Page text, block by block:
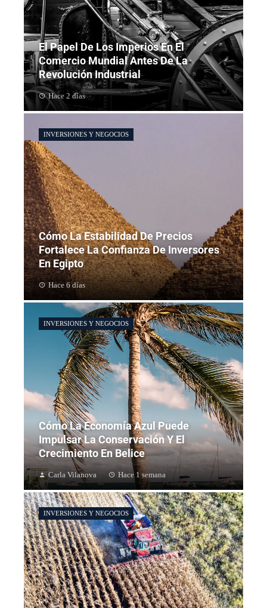
El Papel De Los Imperios En El
Comercio Mundial Antes De La
Revolución Industrial
Hace 2 días
INVERSIONES Y NEGOCIOS
Cómo La Estabilidad De Precios
Fortalece La Confianza De Inversores
En Egipto
Hace 6 días
INVERSIONES Y NEGOCIOS
Cómo La Economía Azul Puede
Impulsar La Conservación Y El
Crecimiento En Belice
Carla Vilanova Hace 1 semana
INVERSIONES Y NEGOCIOS